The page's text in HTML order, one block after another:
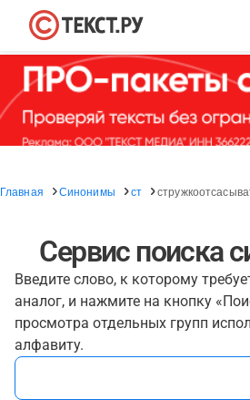
Главная Синонимы ст
Сервис поиска
Введите слово, к которому
аналог, и нажмите на кнопку
просмотра отдельных групп
алфавиту.